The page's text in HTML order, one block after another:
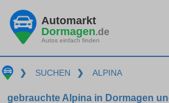
Automarkt
Dormagen.de
Autos einfach finden
❯ SUCHEN ❯ ALPINA
gebrauchte Alpina in Dormagen